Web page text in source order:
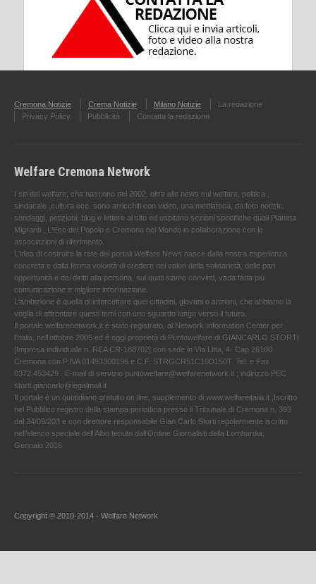
Cremona Notizie Crema Notizie Milano Notizie
La redazione
Privacy Policy
Pubblicità Contatta la redazione
Welfare Cremona Network
I siti del welfare, che nascono nel 2002, oltre alle news sul welfare, politica ,
sindacale ,cultura ecc. sono arricchiti con video, una mediateca, da foto notizie,
sondaggi, petizioni, blog e lettere al sito ed ospitano sezioni specifiche quali Pianeta
Migranti , L'Eco del Popolo e Cremona nel Mondo in collaborazione con le
associazioni di riferimento.
L'idea di costruire la rete dei portali Welfare News nasce dalla nostra esperienza
concreta e dalla ferma volontà di credere nei valori della solidarietà, delle pari
opportunità e dei diritti alla persona, sui quali siamo convinti, vada fatta più
comunicazione e migliore informazione.
L'ambizione è quella di intercettare quei cittadini, giovani o anziani, che abbiamo la
voglia di affrontare questi temi con uno sguardo lungo verso il futuro.
Il portale welfarenetwork.it è stato registrato, al Network Information Center per
l'Italia, nell’ottobre 2005 ed è oggi proprietà di Puntowelfare di GIANCARLO STORTI
[Impresa individuale n. REA CR-188702] con sede in Via Litta, 4- Cap 26100
Cremona con P.IVA 01493300196 e C.F. STRGCR51C10D150T. Tel. e Fax
0372.453429 . E-mail di servizio puntowelfare@welfarenetwork.it ; indirizzo PEC
storti.giancarlo@legalmail.it
Il portale è un quotidiano gratuito on line, supplemento di www.welfareitalia.it ,Iscritto
nel Pubblico registro della stampa periodica presso il Tribunale di Cremona n. 393
dal 24/09/203 e con direttore responsabile Gian Carlo Storti regolarmente iscritto
nell’elenco speciale dell’Albo tenuto dall’Ordine Giornalisti della Lombardia.
Gennaio 2016
Copyright © 2010-2014 - Welfare Network